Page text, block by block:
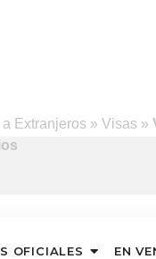
Extranjeros »Visas »
OFICIALES EN